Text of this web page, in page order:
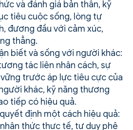
và đánh giá bản thân, kỹ
tiêu cuộc sống, lòng tự
đương đầu với cảm xúc,
thẳng.
biết và sống với người khác:
tác liên nhân cách, sự
trước áp lực tiêu cực của
khác, kỹ năng thương
tiếp có hiệu quả.
định một cách hiệu quả:
thức thực tế, tư duy phê